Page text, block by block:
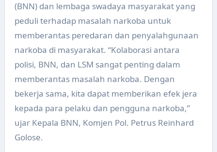
(BNN) dan lembaga swadaya masyarakat yang
peduli terhadap masalah narkoba untuk
memberantas peredaran dan penyalahgunaan
narkoba di masyarakat. “Kolaborasi antara
polisi, BNN, dan LSM sangat penting dalam
memberantas masalah narkoba. Dengan
bekerja sama, kita dapat memberikan efek jera
kepada para pelaku dan pengguna narkoba,”
ujar Kepala BNN, Komjen Pol. Petrus Reinhard
Golose.